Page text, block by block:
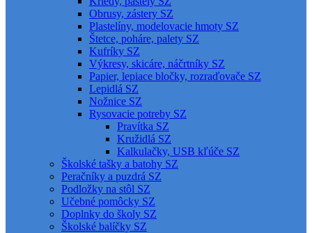
Obrusy, zástery SZ
Plastelíny, modelovacie hmoty SZ
Štetce, poháre, palety SZ
Kufríky SZ
Výkresy, skicáre, náčrtníky SZ
Papier, lepiace bločky, rozraďovače SZ
Lepidlá SZ
Nožnice SZ
Rysovacie potreby SZ
Pravítka SZ
Kružidlá SZ
Kalkulačky, USB kľúče SZ
Školské tašky a batohy SZ
Peračníky a puzdrá SZ
Podložky na stôl SZ
Učebné pomôcky SZ
Doplnky do školy SZ
Školské balíčky SZ